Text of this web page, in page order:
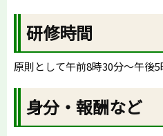
研修時間
原則として午前8時30分～午後
身分・報酬など